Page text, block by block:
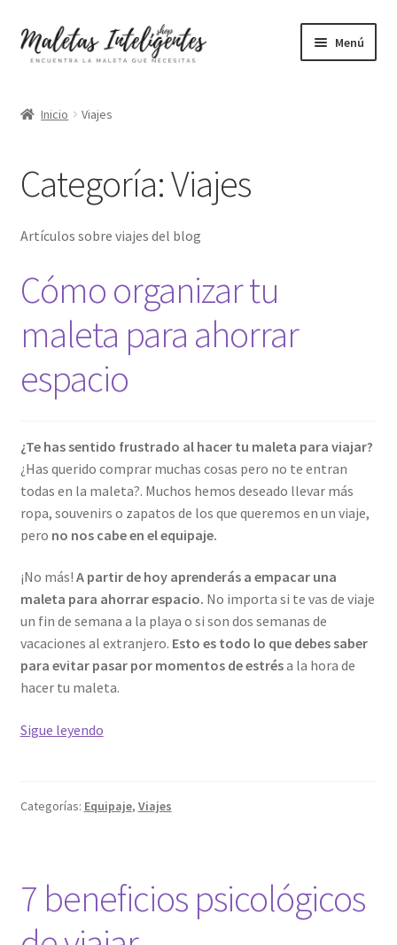
Ir
a
Ir
al
Menú
Que te siguen
Grandes
Baratas
Mochilas
Inicio Viajes
Categoría:Viajes
Artículos sobre viajes del blog
Cómo organizar tu
maleta para ahorrar
espacio
¿Te has sentido frustrado al hacer tu maleta para viajar?
¿Has querido comprar muchas cosas pero no te entran
todas en la maleta?. Muchos hemos deseado llevar más
ropa, souvenirs o zapatos de los que queremos en un viaje,
pero no nos cabe en el equipaje.
¡No más! A partir de hoy aprenderás a empacar una
maleta para ahorrar espacio. No importa si te vas de viaje
un fin de semana a la playa o si son dos semanas de
vacaciones al extranjero. Esto es todo lo que debes saber
para evitar pasar por momentos de estrésa la hora de
hacer tu maleta.
Sigue leyendoCómo
para
Categorías: Equipaje, Viajes
7 beneficios psicológicos